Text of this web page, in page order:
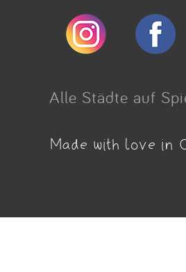
Alle Städte auf
Made with love in